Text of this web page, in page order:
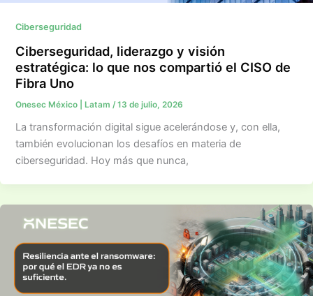
Ciberseguridad
Ciberseguridad, liderazgo y visión
estratégica: lo que nos compartió el CISO de
Fibra Uno
Onesec México | Latam /13 de julio, 2026
La transformación digital sigue acelerándose y, con ella,
también evolucionan los desafíos en materia de
ciberseguridad. Hoy más que nunca,